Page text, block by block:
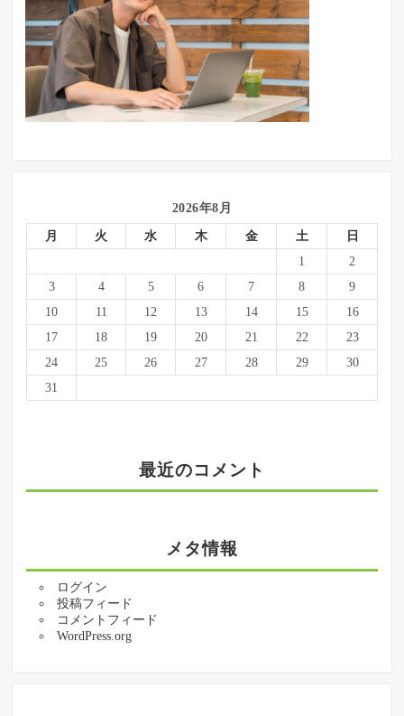
2026年8月
月 火 水 木 金 土
日
1
2
3
4 5 6 7 8
9
10
11 12 13 14 15
16
17
18 19 20 21 22
23
24
25 26 27 28 29
30
31
最近のコメント
メタ情報
ログイン
投稿フィード
コメントフィード
WordPress.org